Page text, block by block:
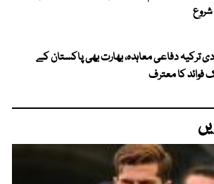
شروع
ترکیہ دفاعی معاہدہ، بھارت بھی پاکستان کے
فوائد کا معترف